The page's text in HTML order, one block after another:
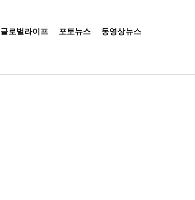
글로벌라이프 포토뉴스 동영상뉴스